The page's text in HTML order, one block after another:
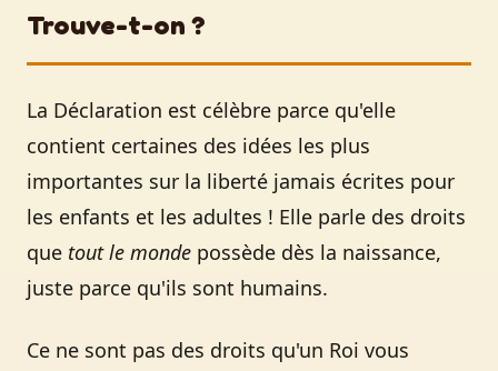
Trouve-t-on ?
La Déclaration est célèbre parce qu'elle
contient certaines des idées les plus
importantes sur la liberté jamais écrites pour
les enfants et les adultes ! Elle parle des droits
que tout le monde possède dès la naissance,
juste parce qu'ils sont humains.
Ce ne sont pas des droits qu'un Roi vous